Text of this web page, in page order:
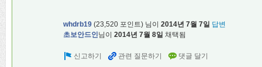
whdrb19 (23,520 포인트) 님이 2014년 7월 7일 답변
초보안드인님이 2014년 7월 8일 채택됨